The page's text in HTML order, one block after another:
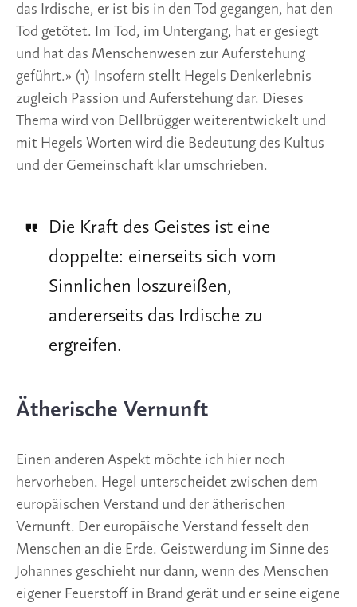
und der Gemeinschaft klar umschrieben.
Die Kraft des Geistes ist eine
doppelte: einerseits sich vom
Sinnlichen loszureißen,
andererseits das Irdische zu
Ätherische Vernunft
Einen anderen Aspekt möchte ich hier noch
hervorheben. Hegel unterscheidet zwischen dem
europäischen Verstand und der ätherischen
Menschen an die Erde. Geistwerdung im Sinne des
Johannes geschieht nur dann, wenn des Menschen
Flamme wird. Lernt das Denken aber, sich in sich
selbst zu halten und leibfrei zu existieren, wird es
für Hegel zur ätherischen Vernunft, die im rein
Geistigen leben kann.(2) Mit der ätherischen
Vernunft kommt Hegel Goethe nah, denn dessen
Methode der Natur- und Weltanschauung führt zum
Aufspüren des Urphänomens. Aus den